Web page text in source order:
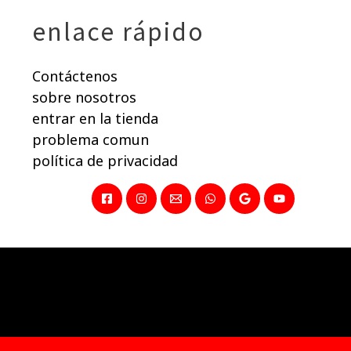
enlace rápido
Contáctenos
sobre nosotros
entrar en la tienda
problema comun
política de privacidad